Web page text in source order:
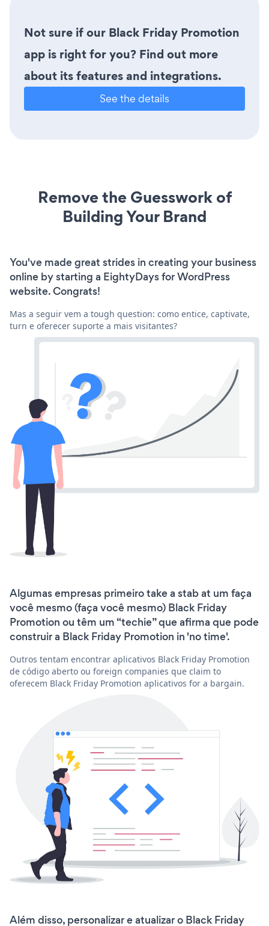
Not sure if our Black Friday Promotion
app is right for you? Find out more
about its features and integrations.
See the details
Remove the Guesswork of
Building Your Brand
You've made great strides in creating your business
online by starting a EightyDays for WordPress
website. Congrats!
Mas a seguir vem a tough question: como entice, captivate,
turn e oferecer suporte a mais visitantes?
Algumas empresas primeiro take a stab at um faça
você mesmo (faça você mesmo) Black Friday
Promotion ou têm um “techie” que afirma que pode
construir a Black Friday Promotion in 'no time'.
Outros tentam encontrar aplicativos Black Friday Promotion
de código aberto ou foreign companies que claim to
oferecem Black Friday Promotion aplicativos for a bargain.
Além disso, personalizar e atualizar o Black Friday